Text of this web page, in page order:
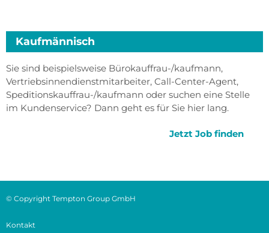
Kaufmännisch
Sie sind beispielsweise Bürokauffrau-/kaufmann,
Vertriebsinnendienstmitarbeiter, Call-Center-Agent,
Speditionskauffrau-/kaufmann oder suchen eine Stelle
im Kundenservice? Dann geht es für Sie hier lang.
Jetzt Job finden
© Copyright Tempton Group GmbH
Kontakt